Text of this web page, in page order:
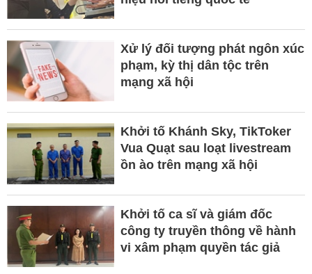
Xử lý đối tượng phát ngôn xúc
phạm, kỳ thị dân tộc trên
mạng xã hội
Khởi tố Khánh Sky, TikToker
Vua Quạt sau loạt livestream
ồn ào trên mạng xã hội
Khởi tố ca sĩ và giám đốc
công ty truyền thông về hành
vi xâm phạm quyền tác giả